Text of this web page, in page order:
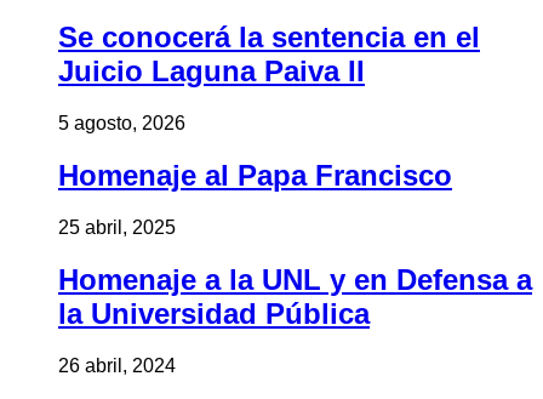
Se conocerá la sentencia en el
Juicio Laguna Paiva II
5 agosto, 2026
Homenaje al Papa Francisco
25 abril, 2025
Homenaje a la UNL y en Defensa a
la Universidad Pública
26 abril, 2024